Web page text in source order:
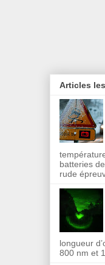
Articles
batteries
rude
longueur
800 nm et